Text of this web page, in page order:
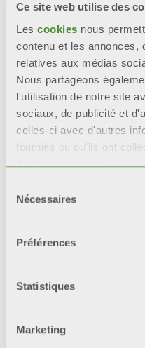
Ce site web utilise des
Les cookies nous
contenu et les annonces,
relatives aux médias
Nous partageons
l'utilisation de notre site
sociaux, de publicité et
celles-ci avec d'autres
fournies ou qu'ils ont
de leurs services.
Nécessaires
Préférences
Statistiques
Marketing
avec
*tests